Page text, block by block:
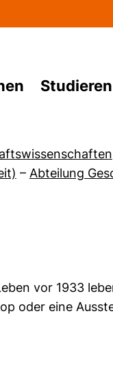
Studieren
– Abteilung
vor 1933
oder eine